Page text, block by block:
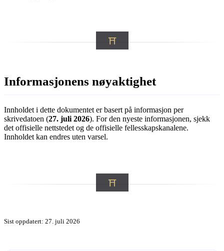
Informasjonens nøyaktighet
Innholdet i dette dokumentet er basert på informasjon per
skrivedatoen (27. juli 2026). For den nyeste informasjonen, sjekk
det offisielle nettstedet og de offisielle fellesskapskanalene.
Innholdet kan endres uten varsel.
Sist oppdatert: 27. juli 2026